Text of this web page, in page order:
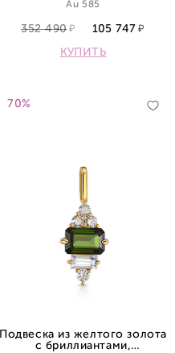
Au 585
352 490
105 747
КУПИТЬ
70%
Подвеска из желтого золота
с бриллиантами,